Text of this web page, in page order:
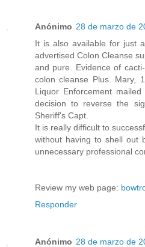
Anónimo 28 de marzo de
It is also available for just
advertised Colon Cleanse
and pure. Evidence of
colon cleanse Plus. Mary,
Liquor Enforcement
decision to reverse the
Sheriff's Capt.
It is really difficult to
without having to shell out
unnecessary professional
Review my web page:
Responder
Anónimo 28 de marzo de